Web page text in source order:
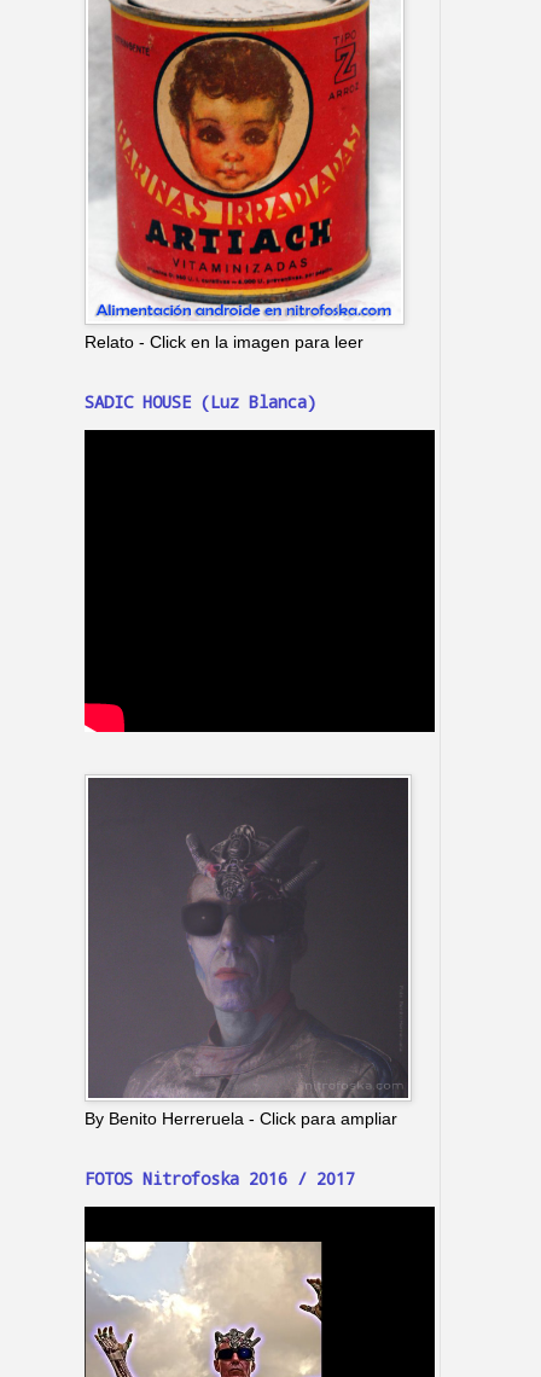
Relato - Click en la imagen para leer
SADIC HOUSE (Luz Blanca)
By Benito Herreruela - Click para ampliar
FOTOS Nitrofoska 2016 / 2017